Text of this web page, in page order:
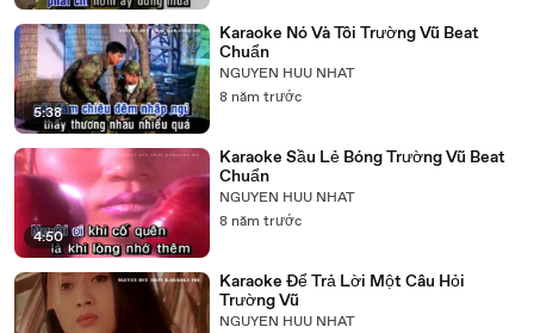
5:38
Karaoke Nó Và Tôi Trường Vũ Beat
Chuẩn
NGUYEN HUU NHAT
8 năm trước
4:50
Karaoke Sầu Lẻ Bóng Trường Vũ Beat
Chuẩn
NGUYEN HUU NHAT
8 năm trước
Karaoke Để Trả Lời Một Câu Hỏi
Trường Vũ
NGUYEN HUU NHAT